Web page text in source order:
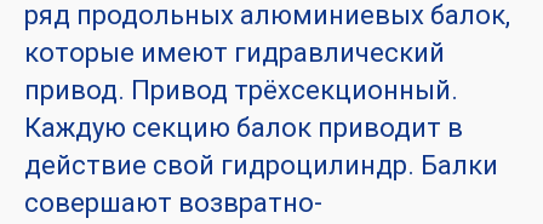
ряд продольных алюминиевых балок,
которые имеют гидравлический
привод. Привод трёхсекционный.
Каждую секцию балок приводит в
действие свой гидроцилиндр. Балки
совершают возвратно-